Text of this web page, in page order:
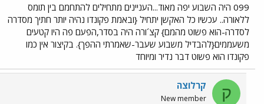
099 היה השבוע יפה מאוד...העניינים מתחילים להתחמם בין תומס
ללאורה.. עכשיו כל האקשן יתחיל {ובאמת פקונדו נהיה יותר חתיך מסדרה
לסדרה-הוא פשוט מהמם} קצ´ורה היה בסדר,הפעם פה היו קטעים
משעממים{להבדיל משבוע שעבר-שאמרתי ההפך}. בקיצור אין כמו
פקונדו הוא פשוט דבר נדיר ומיוחד
ק קרלוצה
New member